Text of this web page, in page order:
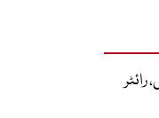
رائٹر